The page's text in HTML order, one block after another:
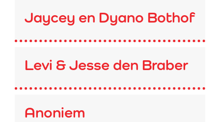
Jaycey en Dyano Bothof
Levi & Jesse den Braber
Anoniem